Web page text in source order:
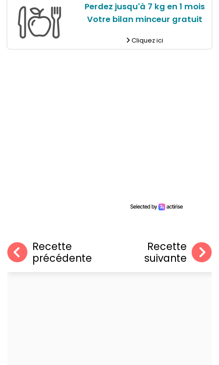
Perdez jusqu'à 7 kg en 1 mois
Votre bilan minceur gratuit
Cliquez ici
Recette
précédente
Recette
suivante